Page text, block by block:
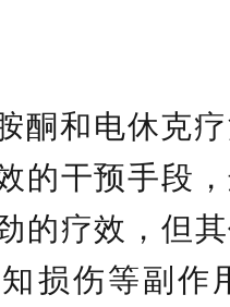
酮和电休克
的干预手段
的疗效，但
损伤等副作